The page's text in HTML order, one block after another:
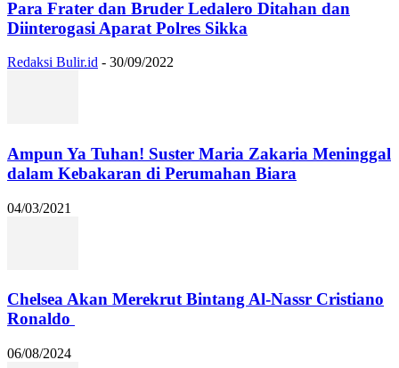
Para Frater dan Bruder Ledalero Ditahan dan
Diinterogasi Aparat Polres Sikka
Redaksi Bulir.id - 30/09/2022
Ampun Ya Tuhan! Suster Maria Zakaria Meninggal
dalam Kebakaran di Perumahan Biara
04/03/2021
Chelsea Akan Merekrut Bintang Al-Nassr Cristiano
Ronaldo
06/08/2024